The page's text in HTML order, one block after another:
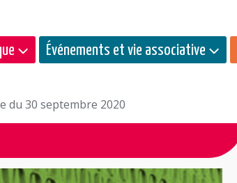
Événements et vie associative
du 30 septembre 2020